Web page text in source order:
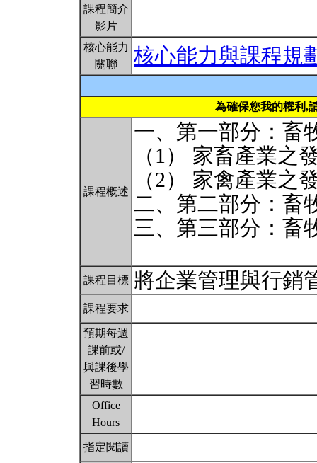
課程簡介
影片
核心能力
關聯
核心能力與課程規
為確保您我的權利,
課程概述
一、第一部分：畜
（1） 家畜產業之
（2） 家禽產業之
二、第二部分：畜
三、第三部分：畜
課程目標 將企業管理與行銷
課程要求
預期每週
課前或/
與課後學
習時數
Office
Hours
指定閱讀